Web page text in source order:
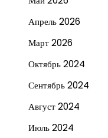
Апрель 2026
Март 2026
Октябрь 2024
Сентябрь 2024
Август 2024
Июль 2024